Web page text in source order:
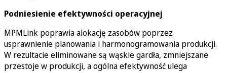
Podniesienie efektywności operacyjnej
MPMLink poprawia alokację zasobów poprzez
usprawnienie planowania i harmonogramowania produkcji.
W rezultacie eliminowane są wąskie gardła, zmniejszane
przestoje w produkcji, a ogólna efektywność ulega